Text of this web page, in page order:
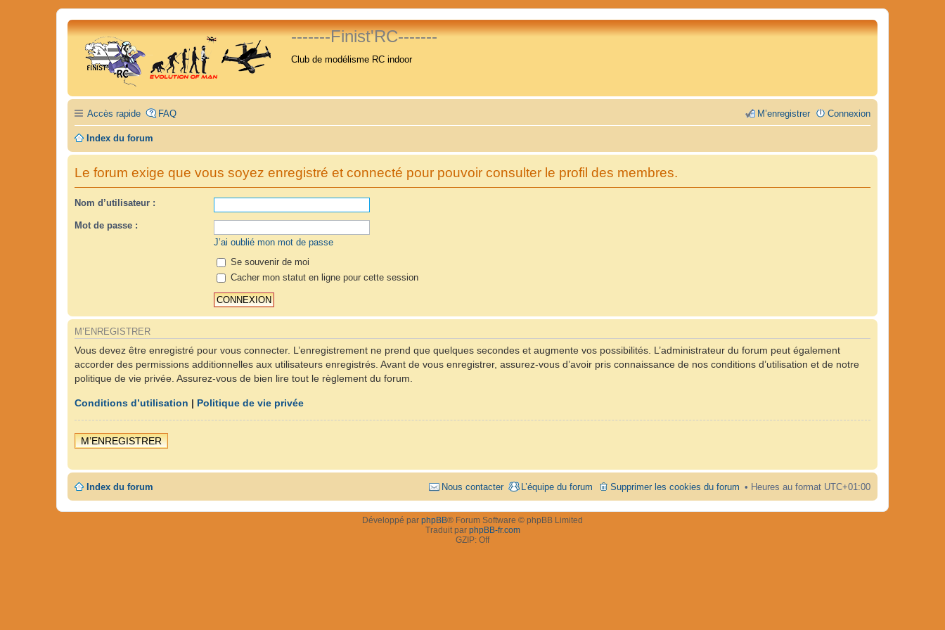
-------Finist'RC-------
Club de modélisme RC indoor
Accès rapide FAQ Connexion
M’enregistrer
Index du forum
Le forum exige que vous soyez enregistré et connecté pour pouvoir consulter le profil des membres.
Nom d’utilisateur :
Mot de passe :
J’ai oublié mon mot de passe
Se souvenir de moi
Cacher mon statut en ligne pour cette session
M’ENREGISTRER
Vous devez être enregistré pour vous connecter. L’enregistrement ne prend que quelques secondes et augmente vos possibilités. L’administrateur du forum peut également
accorder des permissions additionnelles aux utilisateurs enregistrés. Avant de vous enregistrer, assurez-vous d’avoir pris connaissance de nos conditions d’utilisation et de notre
politique de vie privée. Assurez-vous de bien lire tout le règlement du forum.
Conditions d’utilisation | Politique de vie privée
M’ENREGISTRER
Index du forum Heures au format UTC+01:00
Supprimer les cookies du forum
L’équipe du forum
Nous contacter
Développé par phpBB® Forum Software © phpBB Limited
Traduit par phpBB-fr.com
GZIP: Off